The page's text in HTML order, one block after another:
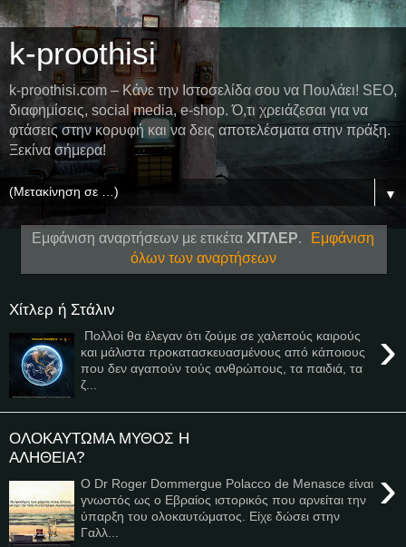
k-proothisi
k-proothisi.com – Κάνε την Ιστοσελίδα σου να Πουλάει! SEO,
διαφημίσεις, social media, e-shop. Ό,τι χρειάζεσαι για να
φτάσεις στην κορυφή και να δεις αποτελέσματα στην πράξη.
Ξεκίνα σήμερα!
▼
Εμφάνιση αναρτήσεων με ετικέτα ΧΙΤΛΕΡ.
Εμφάνιση
όλων των αναρτήσεων
Χίτλερ ή Στάλιν
›
Πολλοί θα έλεγαν ότι ζούμε σε χαλεπούς καιρούς
και μάλιστα προκατασκευασμένους από κάποιους
που δεν αγαπούν τούς ανθρώπους, τα παιδιά, τα
ζ...
ΟΛΟΚΑΥΤΩΜΑ ΜΥΘΟΣ Η
ΑΛΗΘΕΙΑ?
›
Ο Dr Roger Dommergue Polacco de Menasce είναι
γνωστός ως ο Εβραίος ιστορικός που αρνείται την
ύπαρξη του ολοκαυτώματος. Είχε δώσει στην
Γαλλ...